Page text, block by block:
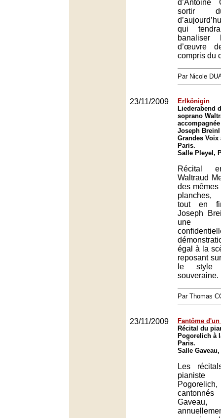
d’Antoine
sortir
qui
d’œuvre
compris du
Par Nicole
23/11/2009
Erlkönigin
Liederabend
soprano
Joseph
Grandes
Paris.
Salle Pleyel,
Récital
Waltraud
des
planches,
tout en
Joseph
une
égal à la
reposant
le style
souveraine.
Par Thomas
23/11/2009
Fantôme
Récital du
Pogorelich à
Paris.
Salle
Les